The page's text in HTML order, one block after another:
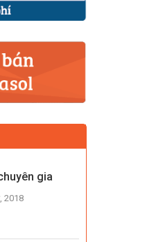
gia
2018